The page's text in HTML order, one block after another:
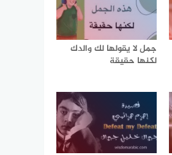
جمل لا يقولها لك والدك
لكنها حقيقة